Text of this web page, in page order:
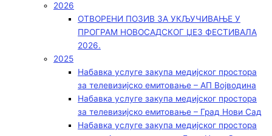
2026
ОТВОРЕНИ ПОЗИВ ЗА УКЉУЧИВАЊЕ У
ПРОГРАМ НОВОСАДСКОГ ЏЕЗ ФЕСТИВАЛА
2026.
2025
Набавка услуге закупа медијског простора
за телевизијско емитовање – АП Војводинa
Набавка услуге закупа медијског простора
за телевизијско емитовање – Град Нови Сад
Набавка услуге закупа медијског простора